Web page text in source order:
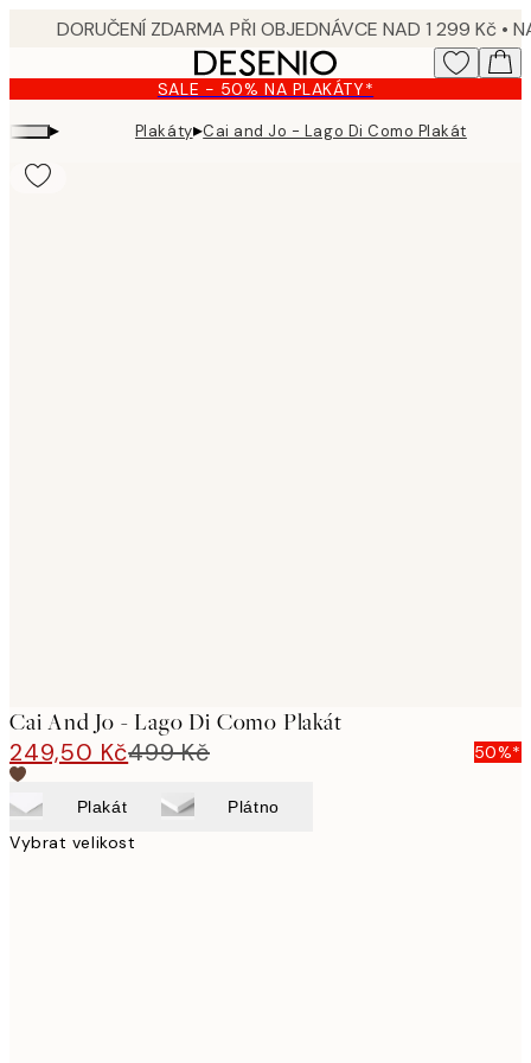
content.
SALE - 50% NA PLAKÁTY*
▸ Plakáty▸Cai and Jo - Lago Di Como Plakát
Cai And Jo - Lago Di Como Plakát
249,50 Kč499 Kč 50%*
Plakát Plátno
Vybrat velikost